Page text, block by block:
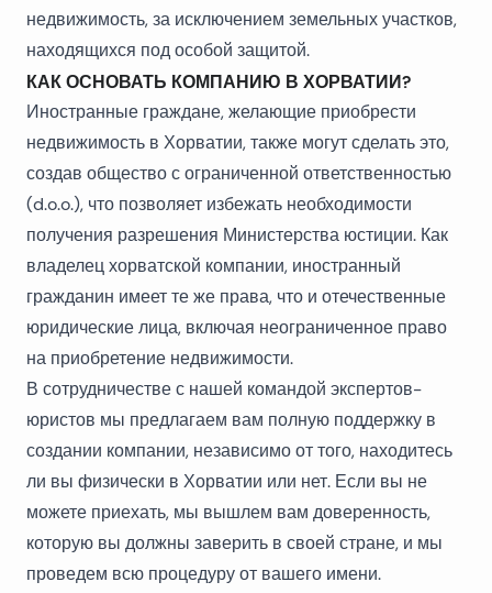
недвижимость, за исключением земельных участков,
находящихся под особой защитой.
КАК ОСНОВАТЬ КОМПАНИЮ В ХОРВАТИИ?
Иностранные граждане, желающие приобрести
недвижимость в Хорватии, также могут сделать это,
создав общество с ограниченной ответственностью
(d.o.o.), что позволяет избежать необходимости
получения разрешения Министерства юстиции. Как
владелец хорватской компании, иностранный
гражданин имеет те же права, что и отечественные
юридические лица, включая неограниченное право
на приобретение недвижимости.
В сотрудничестве с нашей командой экспертов-
юристов мы предлагаем вам полную поддержку в
создании компании, независимо от того, находитесь
ли вы физически в Хорватии или нет. Если вы не
можете приехать, мы вышлем вам доверенность,
которую вы должны заверить в своей стране, и мы
проведем всю процедуру от вашего имени.